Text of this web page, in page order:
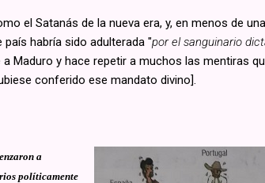
el Satanás de la nueva era, y, en menos de
habría sido adulterada "por el sanguinario
Maduro y hace repetir a muchos las mentiras
conferido ese mandato divino].
a
políticamente